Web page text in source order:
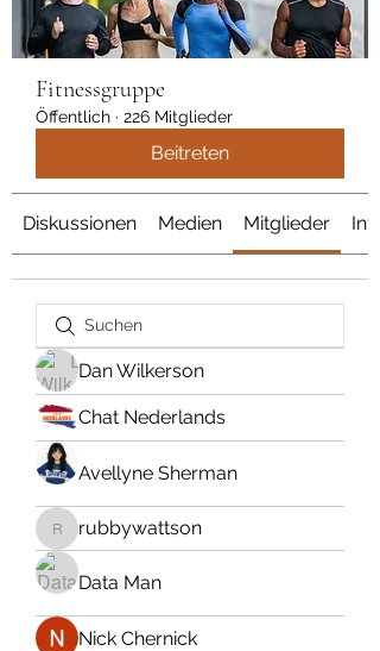
Fitnessgruppe
Öffentlich · 226 Mitglieder
Beitreten
Diskussionen Medien Mitglieder Info
Dan Wilkerson
Chat Nederlands
Avellyne Sherman
rubbywattson
rubbywattson
Data Man
Nick Chernick